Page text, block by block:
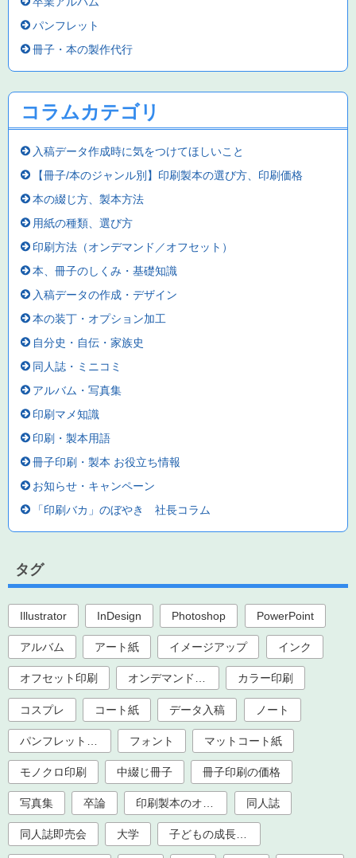
パンフレット
冊子・本の製作代行
コラムカテゴリ
入稿データ作成時に気をつけてほしいこと
【冊子/本のジャンル別】印刷製本の選び方、印刷価格
本の綴じ方、製本方法
用紙の種類、選び方
印刷方法（オンデマンド／オフセット）
本、冊子のしくみ・基礎知識
入稿データの作成・デザイン
本の装丁・オプション加工
自分史・自伝・家族史
同人誌・ミニコミ
アルバム・写真集
印刷マメ知識
印刷・製本用語
冊子印刷・製本 お役立ち情報
お知らせ・キャンペーン
「印刷バカ」のぼやき 社長コラム
タグ
Illustrator InDesign Photoshop PowerPoint
アルバム アート紙 イメージアップ インク
オフセット印刷 オンデマンド印刷 カラー印刷
コスプレ コート紙 データ入稿 ノート
フォント マットコート紙
モノクロ印刷 中綴じ冊子 冊子印刷の価格
写真集 卒論 印刷製本のオプション加工 同人誌
同人誌即売会 大学 子どもの成長記録